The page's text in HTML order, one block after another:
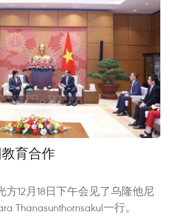
育合作
12月18日下午会见了乌隆他尼
Thanasunthornsakul一行。